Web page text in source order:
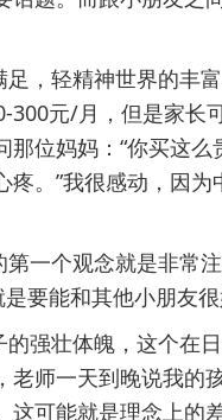
轻精神世界的丰富
300元/月，但是家长
位妈妈：“你买这么
疼。”我很感动，因
个观念就是非常
要能和其他小朋友很
壮体魄，这个在日
老师一天到晚说我的
这可能就是理念上的